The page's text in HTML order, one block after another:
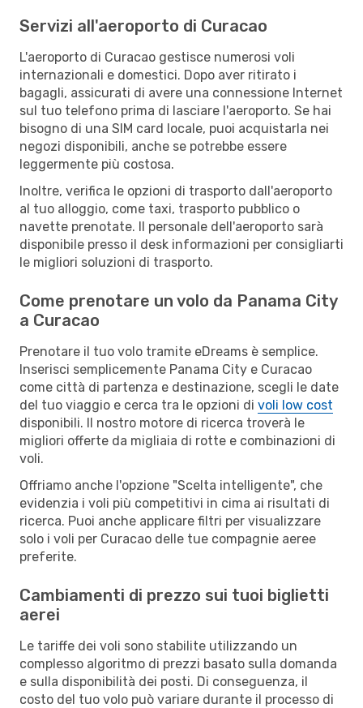
Servizi all'aeroporto di Curacao
L'aeroporto di Curacao gestisce numerosi voli
internazionali e domestici. Dopo aver ritirato i
bagagli, assicurati di avere una connessione Internet
sul tuo telefono prima di lasciare l'aeroporto. Se hai
bisogno di una SIM card locale, puoi acquistarla nei
negozi disponibili, anche se potrebbe essere
leggermente più costosa.
Inoltre, verifica le opzioni di trasporto dall'aeroporto
al tuo alloggio, come taxi, trasporto pubblico o
navette prenotate. Il personale dell'aeroporto sarà
disponibile presso il desk informazioni per consigliarti
le migliori soluzioni di trasporto.
Come prenotare un volo da Panama City
a Curacao
Prenotare il tuo volo tramite eDreams è semplice.
Inserisci semplicemente Panama City e Curacao
come città di partenza e destinazione, scegli le date
del tuo viaggio e cerca tra le opzioni di voli low cost
disponibili. Il nostro motore di ricerca troverà le
migliori offerte da migliaia di rotte e combinazioni di
voli.
Offriamo anche l'opzione "Scelta intelligente", che
evidenzia i voli più competitivi in cima ai risultati di
ricerca. Puoi anche applicare filtri per visualizzare
solo i voli per Curacao delle tue compagnie aeree
preferite.
Cambiamenti di prezzo sui tuoi biglietti
aerei
Le tariffe dei voli sono stabilite utilizzando un
complesso algoritmo di prezzi basato sulla domanda
e sulla disponibilità dei posti. Di conseguenza, il
costo del tuo volo può variare durante il processo di